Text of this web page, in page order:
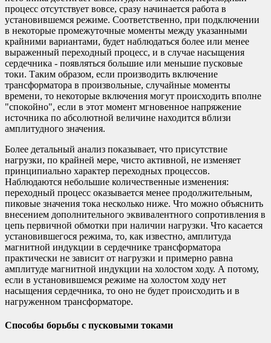
процесс отсутствует вовсе, сразу начинается работа в
установившемся режиме. Соответственно, при подключении
в некоторые промежуточные моменты между указанными
крайними вариантами, будет наблюдаться более или менее
выраженный переходный процесс, и в случае насыщения
сердечника - появляться большие или меньшие пусковые
токи. Таким образом, если производить включение
трансформатора в произвольные, случайные моменты
времени, то некоторые включения могут происходить вполне
"спокойно", если в этот момент мгновенное напряжение
источника по абсолютной величине находится вблизи
амплитудного значения.
Более детальный анализ показывает, что присутствие
нагрузки, по крайней мере, чисто активной, не изменяет
принципиально характер переходных процессов.
Наблюдаются небольшие количественные изменения:
переходный процесс оказывается менее продолжительным,
пиковые значения тока несколько ниже. Что можно объяснить
внесением дополнительного эквивалентного сопротивления в
цепь первичной обмотки при наличии нагрузки. Что касается
установившегося режима, то, как известно, амплитуда
магнитной индукции в сердечнике трансформатора
практически не зависит от нагрузки и примерно равна
амплитуде магнитной индукции на холостом ходу. А потому,
если в установившемся режиме на холостом ходу нет
насыщения сердечника, то оно не будет происходить и в
нагруженном трансформаторе.
Способы борьбы с пусковыми токами